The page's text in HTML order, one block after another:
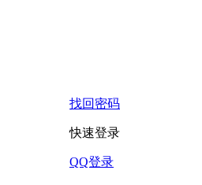
找回密码
快速登录
QQ登录